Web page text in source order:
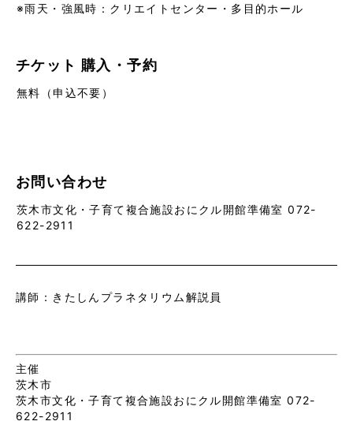
※雨天・強風時：クリエイトセンター・多目的ホール
チケット 購入・予約
無料（申込不要）
お問い合わせ
茨木市文化・子育て複合施設おにクル開館準備室 072-
622-2911
講師：きたしんプラネタリウム解説員
主催
茨木市
茨木市文化・子育て複合施設おにクル開館準備室 072-
622-2911